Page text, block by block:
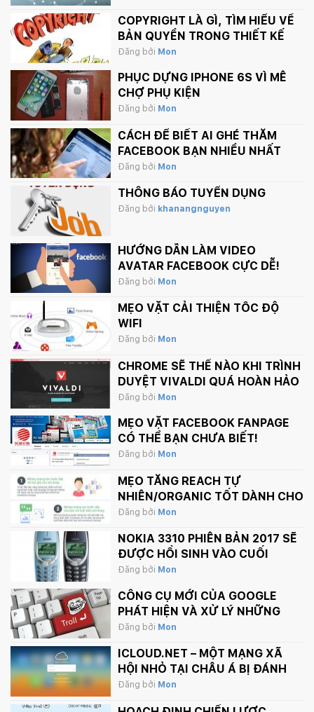
COPYRIGHT LÀ GÌ, TÌM HIỂU VỀ
BẢN QUYỀN TRONG THIẾT KẾ
Đăng bởi Mon
PHỤC DỰNG IPHONE 6S VÌ MÊ
CHỢ PHỤ KIỆN
Đăng bởi Mon
CÁCH ĐỂ BIẾT AI GHÉ THĂM
FACEBOOK BẠN NHIỀU NHẤT
Đăng bởi Mon
THÔNG BÁO TUYỂN DỤNG
Đăng bởi khanangnguyen
HƯỚNG DẪN LÀM VIDEO
AVATAR FACEBOOK CỰC DỄ!
Đăng bởi Mon
MẸO VẶT CẢI THIỆN TỐC ĐỘ
WIFI
Đăng bởi Mon
CHROME SẼ THẾ NÀO KHI TRÌNH
DUYỆT VIVALDI QUÁ HOÀN HẢO
Đăng bởi Mon
MẸO VẶT FACEBOOK FANPAGE
CÓ THỂ BẠN CHƯA BIẾT!
Đăng bởi Mon
MẸO TĂNG REACH TỰ
NHIÊN/ORGANIC TỐT DÀNH CHO
FANPAGE CỦA BẠN
Đăng bởi Mon
NOKIA 3310 PHIÊN BẢN 2017 SẼ
ĐƯỢC HỒI SINH VÀO CUỐI
THÁNG 2 NÀY
Đăng bởi Mon
CÔNG CỤ MỚI CỦA GOOGLE
PHÁT HIỆN VÀ XỬ LÝ NHỮNG
BÌNH LUẬN PHẢN CẢM TRÊN
Đăng bởi Mon
ICLOUD.NET – MỘT MẠNG XÃ
HỘI NHỎ TẠI CHÂU Á BỊ ĐÁNH
SẬP BỞI APPLE.
Đăng bởi Mon